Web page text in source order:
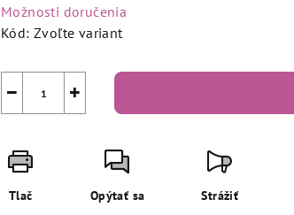
Možnosti doručenia
Kód: Zvoľte variant
+
−
Tlač Opýtať sa Strážiť